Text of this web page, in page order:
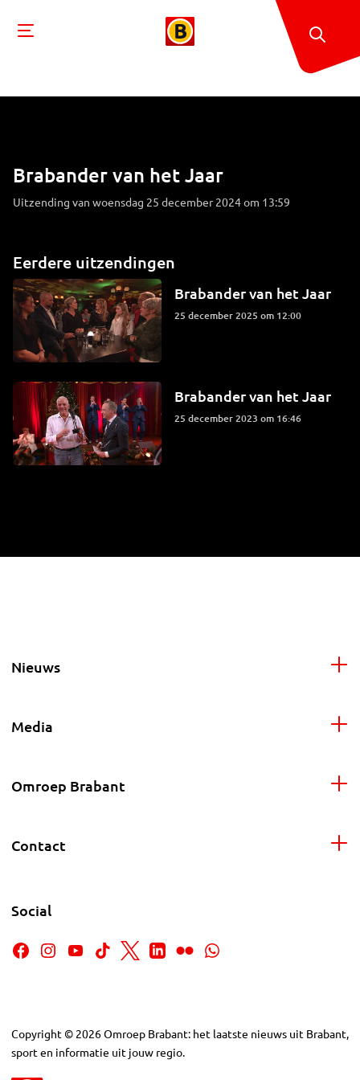
Brabander van het Jaar
Uitzending van woensdag 25 december 2024 om 13:59
Eerdere uitzendingen
Brabander van het Jaar
25 december 2025 om 12:00
Brabander van het Jaar
25 december 2023 om 16:46
Nieuws
Media
Omroep Brabant
Contact
Social
Copyright © 2026Omroep Brabant: het laatste nieuws uit Brabant,
sport en informatie uit jouw regio.